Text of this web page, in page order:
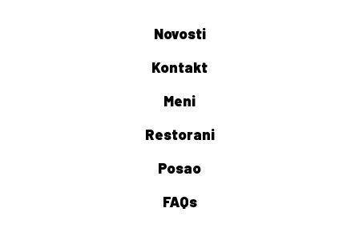
Novosti
Kontakt
Meni
Restorani
Posao
FAQs